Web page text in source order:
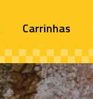
Carrinhas